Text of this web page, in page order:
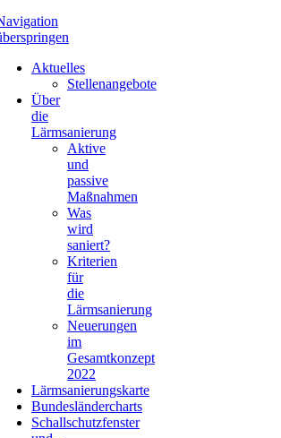
Aktuelles
Stellenangebote
Über
die
Lärmsanierung
Aktive
und
passive
Maßnahmen
Was
wird
saniert?
Kriterien
für
die
Lärmsanierung
Neuerungen
im
Gesamtkonzept
2022
Lärmsanierungskarte
Bundesländercharts
Schallschutzfenster